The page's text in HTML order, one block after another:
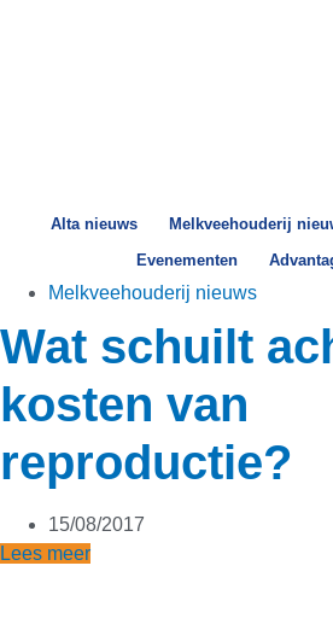
Alta nieuws Melkveehouderij
Evenementen
Melkveehouderij nieuws
Wat schuilt
kosten van
reproductie?
15/08/2017
Lees meer